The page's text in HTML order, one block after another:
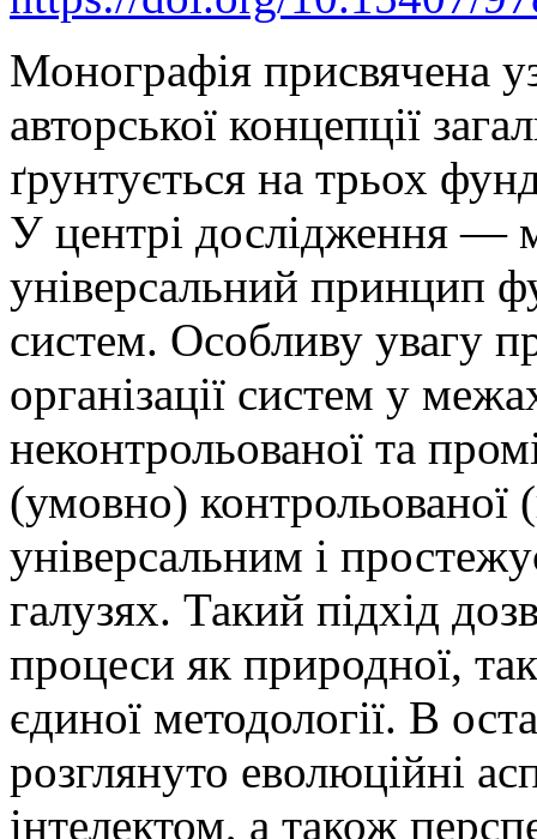
Монографія присвячена
авторської концепції
ґрунтується на трьох
У центрі дослідження —
універсальний принцип
систем. Особливу увагу
організації систем у
неконтрольованої та
(умовно) контрольованої
універсальним і
галузях. Такий підхід
процеси як природної, так
єдиної методології. В
розглянуто еволюційні
інтелектом, а також